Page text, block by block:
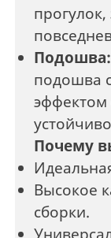
Подошва:
подошва
эффектом
Почему
Высокое
сборки.